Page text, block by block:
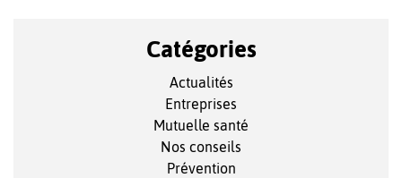
Catégories
Actualités
Entreprises
Mutuelle santé
Nos conseils
Prévention